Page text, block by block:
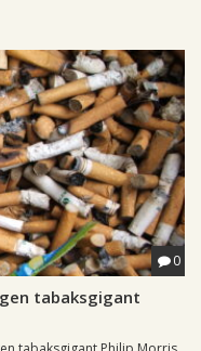
0
tabaksgigant